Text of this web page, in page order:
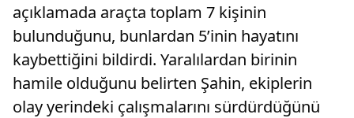
açıklamada araçta toplam 7 kişinin
bulunduğunu, bunlardan 5’inin hayatını
kaybettiğini bildirdi. Yaralılardan birinin
hamile olduğunu belirten Şahin, ekiplerin
olay yerindeki çalışmalarını sürdürdüğünü